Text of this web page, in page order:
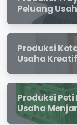
Peluang
Packaging
Produksi
Usaha
Kemasan
Produksi
Usaha
Distribusi